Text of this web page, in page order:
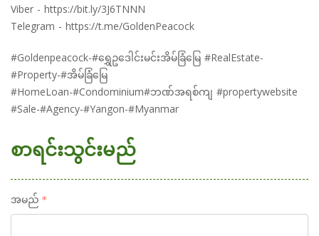
Viber - https://bit.ly/3J6TNNN
Telegram - https://t.me/GoldenPeacock
#Goldenpeacock-#ရွှေဥဒေါင်းမင်းအိမ်ခြံမြေ #RealEstate-
#Property-#အိမ်ခြံမြေ
#HomeLoan-#Condominium#ဘဏ်အရစ်ကျ #propertywebsite
#Sale-#Agency-#Yangon-#Myanmar
စာရင်းသွင်းမည်
အမည်